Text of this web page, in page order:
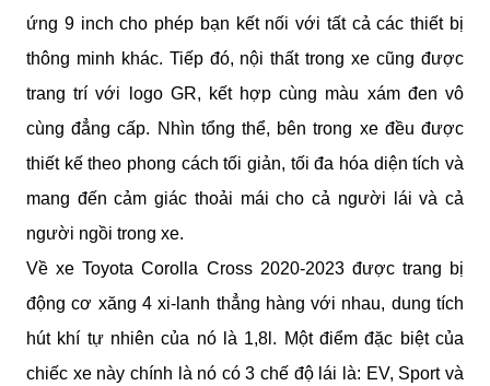
ứng 9 inch cho phép bạn kết nối với tất cả các thiết bị
thông minh khác. Tiếp đó, nội thất trong xe cũng được
trang trí với logo GR, kết hợp cùng màu xám đen vô
cùng đẳng cấp. Nhìn tổng thể, bên trong xe đều được
thiết kế theo phong cách tối giản, tối đa hóa diện tích và
mang đến cảm giác thoải mái cho cả người lái và cả
người ngồi trong xe.
Về xe Toyota Corolla Cross 2020-2023 được trang bị
động cơ xăng 4 xi-lanh thẳng hàng với nhau, dung tích
hút khí tự nhiên của nó là 1,8l. Một điểm đặc biệt của
chiếc xe này chính là nó có 3 chế độ lái là: EV, Sport và